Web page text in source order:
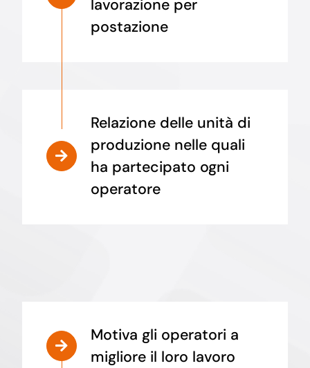
lavorazione per
postazione
Relazione delle unità di
produzione nelle quali
ha partecipato ogni
operatore
Motiva gli operatori a
migliore il loro lavoro